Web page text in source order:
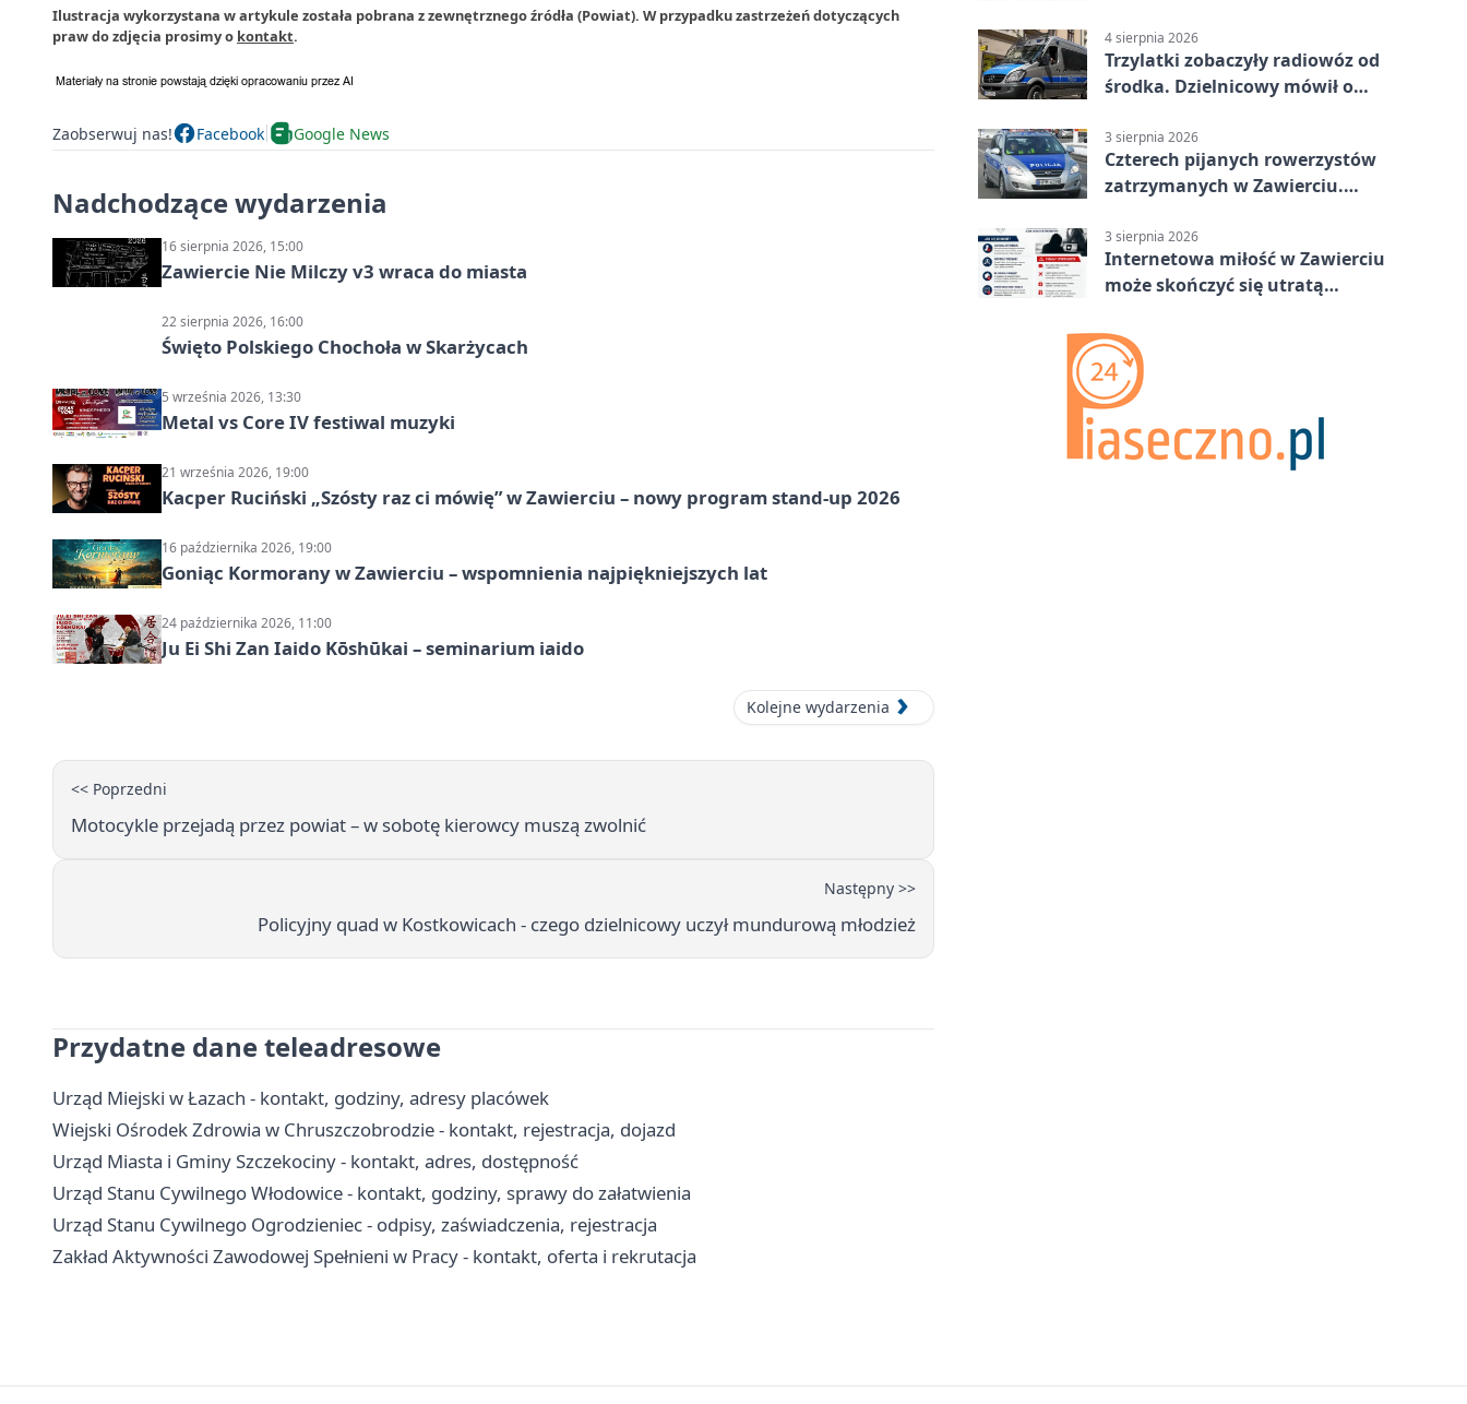
Ilustracja wykorzystana w artykule została pobrana z zewnętrznego źródła (Powiat). W przypadku zastrzeżeń dotyczących
praw do zdjęcia prosimy o kontakt.
Zaobserwuj nas! Facebook Google News
Nadchodzące wydarzenia
16 sierpnia 2026, 15:00
Zawiercie Nie Milczy v3 wraca do miasta
22 sierpnia 2026, 16:00
Święto Polskiego Chochoła w Skarżycach
5 września 2026, 13:30
Metal vs Core IV festiwal muzyki
21 września 2026, 19:00
Kacper Ruciński „Szósty raz ci mówię” w Zawierciu – nowy program stand-up 2026
16 października 2026, 19:00
Goniąc Kormorany w Zawierciu – wspomnienia najpiękniejszych lat
24 października 2026, 11:00
Ju Ei Shi Zan Iaido Kōshūkai – seminarium iaido
Kolejne wydarzenia
<< Poprzedni
Motocykle przejadą przez powiat – w sobotę kierowcy muszą zwolnić
Następny >>
Policyjny quad w Kostkowicach - czego dzielnicowy uczył mundurową młodzież
Przydatne dane teleadresowe
Urząd Miejski w Łazach - kontakt, godziny, adresy placówek
Wiejski Ośrodek Zdrowia w Chruszczobrodzie - kontakt, rejestracja, dojazd
Urząd Miasta i Gminy Szczekociny - kontakt, adres, dostępność
Urząd Stanu Cywilnego Włodowice - kontakt, godziny, sprawy do załatwienia
Urząd Stanu Cywilnego Ogrodzieniec - odpisy, zaświadczenia, rejestracja
Zakład Aktywności Zawodowej Spełnieni w Pracy - kontakt, oferta i rekrutacja
4 sierpnia 2026
Trzylatki zobaczyły radiowóz od
środka. Dzielnicowy mówił o
3 sierpnia 2026
Czterech pijanych rowerzystów
zatrzymanych w Zawierciu.
promila
3 sierpnia 2026
Internetowa miłość w Zawierciu
może skończyć się utratą